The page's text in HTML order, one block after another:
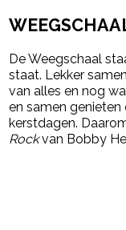
De Weegschaal
staat. Lekker
van alles en nog
en samen
kerstdagen.
Rockvan Bobby